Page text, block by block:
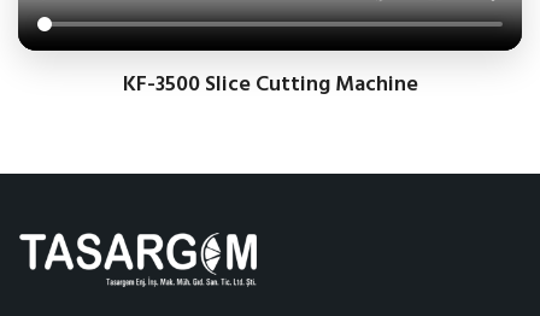
KF-3500 Slice Cutting Machine